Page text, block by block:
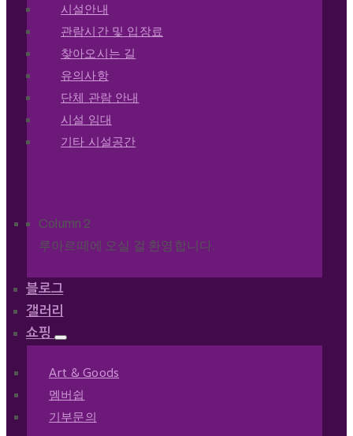
시설안내
관람시간 및 입장료
찾아오시는 길
유의사항
단체 관람 안내
시설 임대
기타 시설공간
Column 2
루아르떼에 오실 걸 환영합니다.
블로그
갤러리
쇼핑
Art & Goods
멤버쉽
기부문의